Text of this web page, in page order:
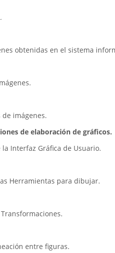
obtenidas en el sistema
de imágenes.
de elaboración de gráficos.
Interfaz Gráfica de Usuario.
Herramientas para dibujar.
entre figuras.